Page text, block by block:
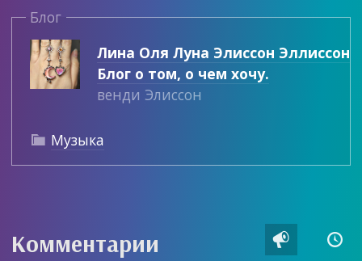
Блог
Лина Оля Луна Элиссон Эллиссон
Блог о том, о чем хочу.
венди Элиссон
 Музыка
Комментарии  